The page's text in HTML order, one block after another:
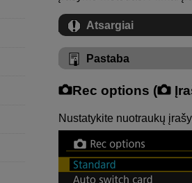
Atsargiai
Pastaba
Rec options (
Nustatykite nuotraukų